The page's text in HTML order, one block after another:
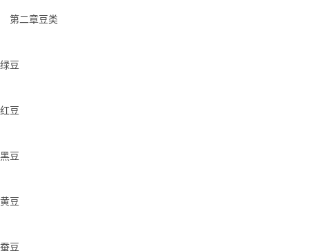
第二章豆类
绿豆
红豆
黑豆
黄豆
蚕豆